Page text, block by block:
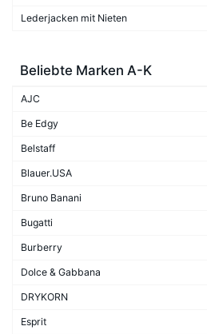
Lederjacken mit Nieten
Beliebte Marken A-K
AJC
Be Edgy
Belstaff
Blauer.USA
Bruno Banani
Bugatti
Burberry
Dolce & Gabbana
DRYKORN
Esprit